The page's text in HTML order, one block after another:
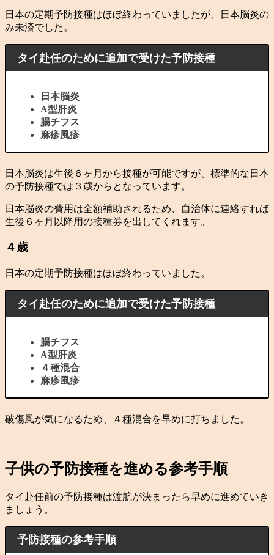
日本の定期予防接種はほぼ終わっていましたが、日本脳炎の
み未済でした。
タイ赴任のために追加で受けた予防接種
日本脳炎
A型肝炎
腸チフス
麻疹風疹
日本脳炎は生後６ヶ月から接種が可能ですが、標準的な日本
の予防接種では３歳からとなっています。
日本脳炎の費用は全額補助されるため、自治体に連絡すれば
生後６ヶ月以降用の接種券を出してくれます。
４歳
日本の定期予防接種はほぼ終わっていました。
タイ赴任のために追加で受けた予防接種
腸チフス
A型肝炎
４種混合
麻疹風疹
破傷風が気になるため、４種混合を早めに打ちました。
子供の予防接種を進める参考手順
タイ赴任前の予防接種は渡航が決まったら早めに進めていき
ましょう。
予防接種の参考手順